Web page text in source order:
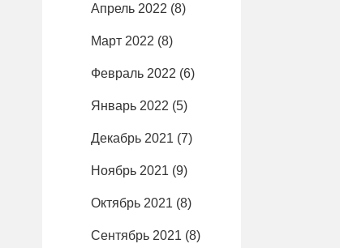
Апрель 2022 (8)
Март 2022 (8)
Февраль 2022 (6)
Январь 2022 (5)
Декабрь 2021 (7)
Ноябрь 2021 (9)
Октябрь 2021 (8)
Сентябрь 2021 (8)